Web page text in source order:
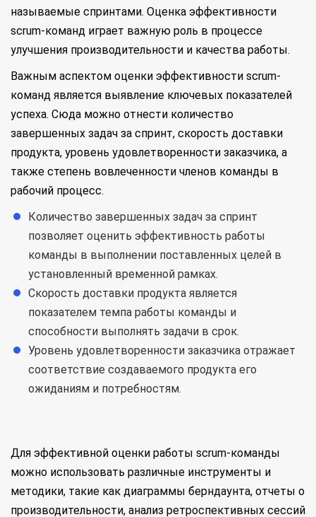
называемые спринтами. Оценка эффективности
scrum-команд играет важную роль в процессе
улучшения производительности и качества работы.
Важным аспектом оценки эффективности scrum-
команд является выявление ключевых показателей
успеха. Сюда можно отнести количество
завершенных задач за спринт, скорость доставки
продукта, уровень удовлетворенности заказчика, а
также степень вовлеченности членов команды в
рабочий процесс.
Количество завершенных задач за спринт
позволяет оценить эффективность работы
команды в выполнении поставленных целей в
установленный временной рамках.
Скорость доставки продукта является
показателем темпа работы команды и
способности выполнять задачи в срок.
Уровень удовлетворенности заказчика отражает
соответствие создаваемого продукта его
ожиданиям и потребностям.
Для эффективной оценки работы scrum-команды
можно использовать различные инструменты и
методики, такие как диаграммы берндаунта, отчеты о
производительности, анализ ретроспективных сессий